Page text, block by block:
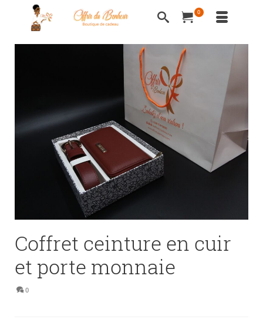
0
Coffret ceinture en cuir
et porte monnaie
0